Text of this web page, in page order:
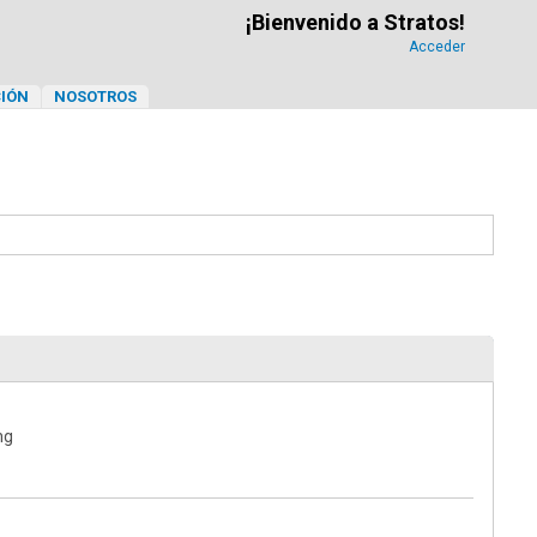
¡Bienvenido a Stratos!
Acceder
NOSOTROS